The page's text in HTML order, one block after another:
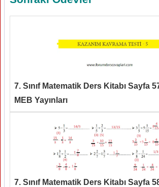
7. Sınıf Matematik Ders Kitabı Sayfa
MEB Yayınları
7. Sınıf Matematik Ders Kitabı Sayfa